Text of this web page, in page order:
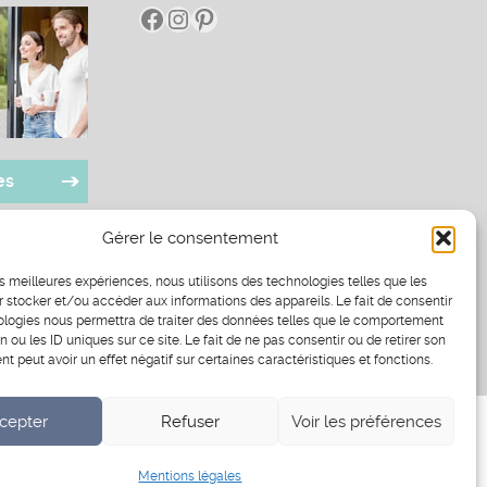
Gérer le consentement
meilleures expériences, nous utilisons des technologies telles que les
stocker et/ou accéder aux informations des appareils. Le fait de consentir
nous permettra de traiter des données telles que le comportement
ou les ID uniques sur ce site. Le fait de ne pas consentir ou de retirer son
peut avoir un effet négatif sur certaines caractéristiques et fonctions.
Refuser Voir les préférences
Mentions légales
Facebook
Instagram
Pinterest